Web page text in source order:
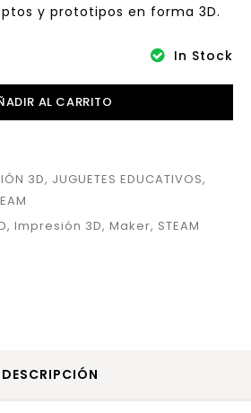
y prototipos en forma 3D.
In Stock
AL CARRITO
3D, JUGUETES EDUCATIVOS,
, Impresión 3D, Maker, STEAM
DESCRIPCIÓN